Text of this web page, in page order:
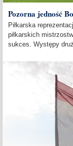
Pozorna jedność
Piłkarska
piłkarskich
sukces. Występy